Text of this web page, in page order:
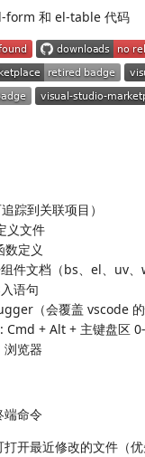
form 和 el-table 代码
踪到关联项目）
义文件
定义
件文档（bs、el、uv、
语句
（会覆盖 vscode 的
+ Alt + 主键盘区
浏览器
端命令
打开最近修改的文件